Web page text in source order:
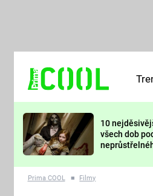
10
všech dob
nejvíc
Prima COOL ■ Filmy